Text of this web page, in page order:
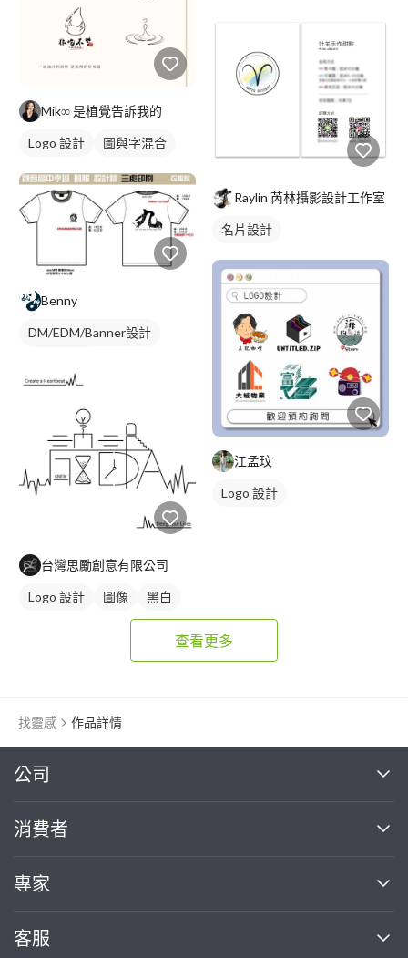
Mik∞ 是植覺告訴我的
Logo 設計 圖與字混合
Benny
DM/EDM/Banner設計
台灣思勵創意有限公司
Logo 設計 圖像 黑白
Raylin 芮林攝影設計工作室
名片設計
江孟玟
Logo 設計
查看更多
找靈感 作品詳情
公司
關於我們
部落格
加入我們
消費者
買服務
熱門服務
專家
案件中心
客服
繼續完成